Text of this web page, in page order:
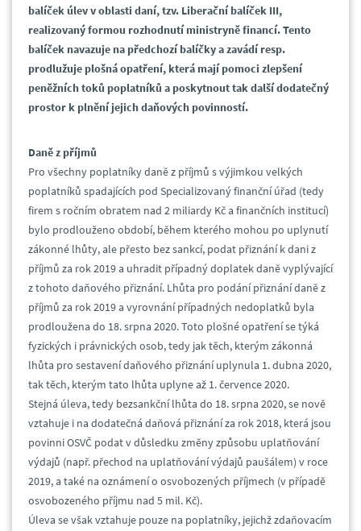
balíček úlev v oblasti daní, tzv. Liberační balíček III,
realizovaný formou rozhodnutí ministryně financí. Tento
balíček navazuje na předchozí balíčky a zavádí resp.
prodlužuje plošná opatření, která mají pomoci zlepšení
peněžních toků poplatníků a poskytnout tak další dodatečný
prostor k plnění jejich daňových povinností.
Daně z příjmů
Pro všechny poplatníky daně z příjmů s výjimkou velkých
poplatníků spadajících pod Specializovaný finanční úřad (tedy
firem s ročním obratem nad 2 miliardy Kč a finančních institucí)
bylo prodlouženo období, během kterého mohou po uplynutí
zákonné lhůty, ale přesto bez sankcí, podat přiznání k dani z
příjmů za rok 2019 a uhradit případný doplatek daně vyplývající
z tohoto daňového přiznání. Lhůta pro podání přiznání daně z
příjmů za rok 2019 a vyrovnání případných nedoplatků byla
prodloužena do 18. srpna 2020. Toto plošné opatření se týká
fyzických i právnických osob, tedy jak těch, kterým zákonná
lhůta pro sestavení daňového přiznání uplynula 1. dubna 2020,
tak těch, kterým tato lhůta uplyne až 1. července 2020.
Stejná úleva, tedy bezsankční lhůta do 18. srpna 2020, se nově
vztahuje i na dodatečná daňová přiznání za rok 2018, která jsou
povinni OSVČ podat v důsledku změny způsobu uplatňování
výdajů (např. přechod na uplatňování výdajů paušálem) v roce
2019, a také na oznámení o osvobozených příjmech (v případě
osvobozeného příjmu nad 5 mil. Kč).
Úleva se však vztahuje pouze na poplatníky, jejichž zdaňovacím